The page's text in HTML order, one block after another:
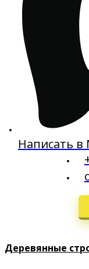
Написать в
Деревянные